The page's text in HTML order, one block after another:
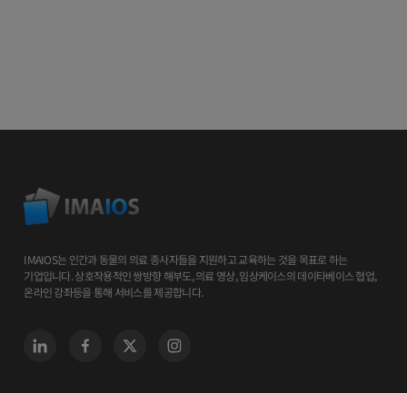
IMAIOS는 인간과 동물의 의료 종사자들을 지원하고 교육하는 것을 목표로 하는
기업입니다. 상호작용적인 쌍방향 해부도, 의료 영상, 임상케이스의 데이타베이스 협업,
온라인 강좌등을 통해 서비스를 제공합니다.